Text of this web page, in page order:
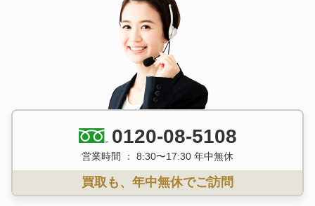
0120-08-5108
営業時間 ： 8:30〜17:30 年中無休
買取も、年中無休でご訪問